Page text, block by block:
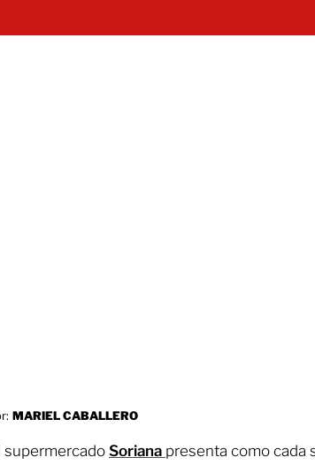
MARIEL CABALLERO
supermercado Soriana presenta como cada